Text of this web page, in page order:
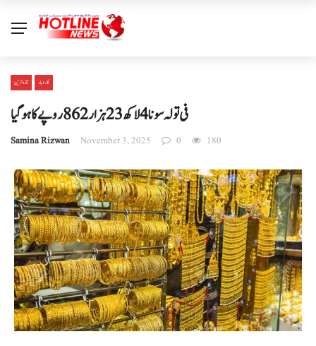
تازہ ترین کاروبار
فی تولہ سونا 4 لاکھ 23 ہزار 862 روپے کا ہوگیا
Samina Rizwan November 3, 2025 0 180